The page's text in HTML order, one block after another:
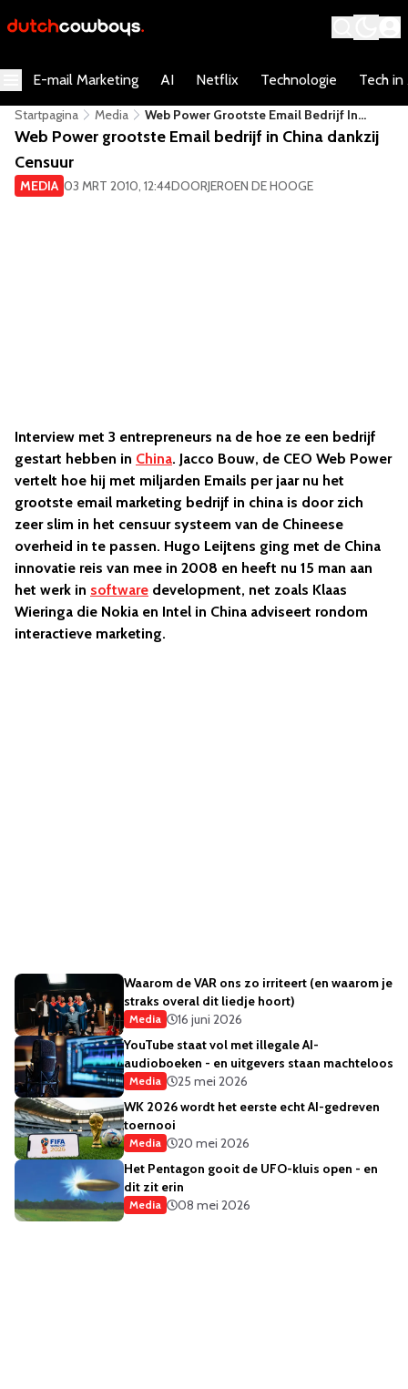
E-mail Marketing AI Netflix Technologie Tech in
Startpagina Media
Web Power Grootste Email Bedrijf In
China Dankzij Censuur
Web Power grootste Email bedrijf in China dankzij
Censuur
MEDIA 03 MRT 2010, 12:44DOORJEROEN DE HOOGE
Interview met 3 entrepreneurs na de hoe ze een bedrijf
gestart hebben in China. Jacco Bouw, de CEO Web Power
vertelt hoe hij met miljarden Emails per jaar nu het
grootste email marketing bedrijf in china is door zich
zeer slim in het censuur systeem van de Chineese
overheid in te passen. Hugo Leijtens ging met de China
innovatie reis van mee in 2008 en heeft nu 15 man aan
het werk in software development, net zoals Klaas
Wieringa die Nokia en Intel in China adviseert rondom
interactieve marketing.
Waarom de VAR ons zo irriteert (en waarom je
straks overal dit liedje hoort)
Media
16 juni 2026
YouTube staat vol met illegale AI-
audioboeken - en uitgevers staan machteloos
Media
25 mei 2026
WK 2026 wordt het eerste echt AI-gedreven
toernooi
Media
20 mei 2026
Het Pentagon gooit de UFO-kluis open - en
dit zit erin
Media 08 mei 2026